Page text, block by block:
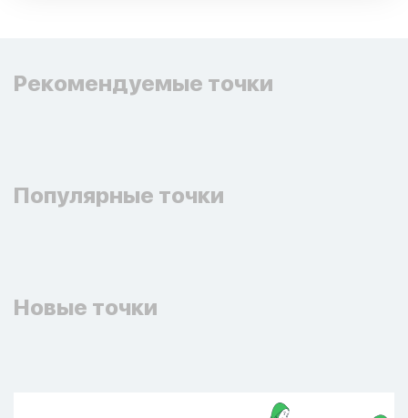
Рекомендуемые точки
Популярные точки
Новые точки